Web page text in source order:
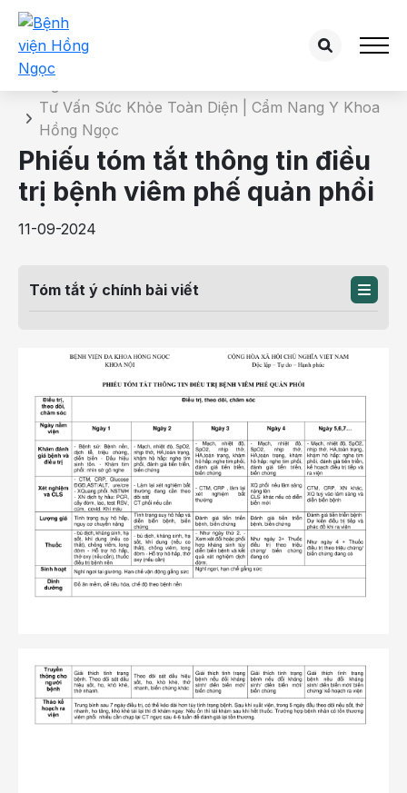
Chi tiết bài tư vấn
Tư Vấn Sức Khỏe Toàn Diện | Cẩm Nang Y Khoa
Hồng Ngọc
Phiếu tóm tắt thông tin điều
trị bệnh viêm phế quản phổi
11-09-2024
Tóm tắt ý chính bài viết